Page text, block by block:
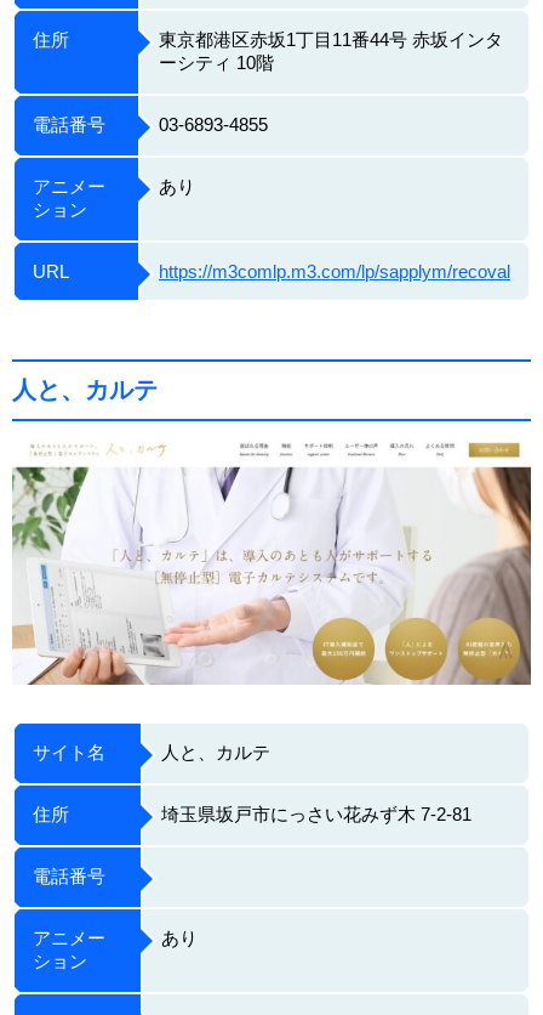
住所
東京都港区赤坂1丁目11番44号 赤坂インタ
ーシティ 10階
電話番号 03-6893-4855
アニメー
ション
あり
URL https://m3comlp.m3.com/lp/sapplym/recoval
人と、カルテ
サイト名 人と、カルテ
住所 埼玉県坂戸市にっさい花みず木 7-2-81
電話番号
アニメー
ション
あり